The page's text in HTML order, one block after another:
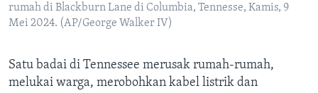
rumah di Blackburn Lane di Columbia, Tennesse, Kamis, 9
Mei 2024. (AP/George Walker IV)
Satu badai di Tennessee merusak rumah-rumah,
melukai warga, merobohkan kabel listrik dan